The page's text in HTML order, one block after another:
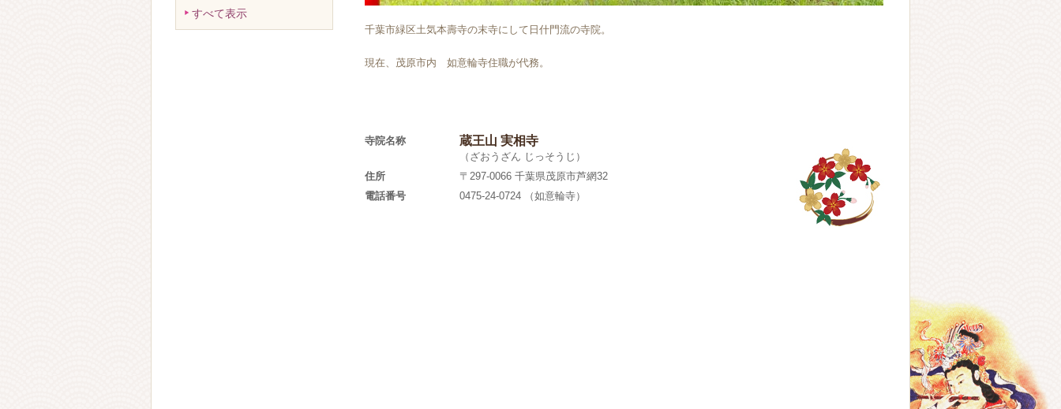
千葉市緑区土気本壽寺の末寺にして日什門流の寺院。
現在、茂原市内 如意輪寺住職が代務。
寺院名称 蔵王山 実相寺
（ざおうざん じっそうじ）
住所
〒297-0066 千葉県茂原市芦網32
電話番号
0475-24-0724 （如意輪寺）
すべて表示